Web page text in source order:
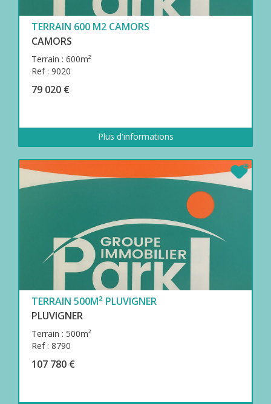
TERRAIN 600 M2 CAMORS
CAMORS
Terrain : 600m²
Ref : 9020
79 020 €
Plus d'informations
TERRAIN 500M² PLUVIGNER
PLUVIGNER
Terrain : 500m²
Ref : 8790
107 780 €